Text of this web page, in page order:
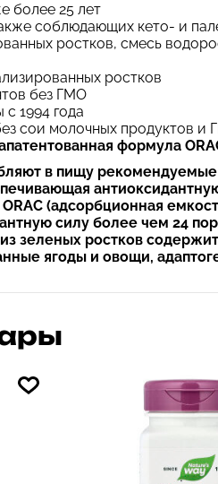
более 25 лет
соблюдающих кето- и
ростков, смесь
ростков
без ГМО
1994 года
сои молочных продуктов и
формула
в пищу
(адсорбционная
силу более чем 24
зеленых ростков
ягоды и овощи,